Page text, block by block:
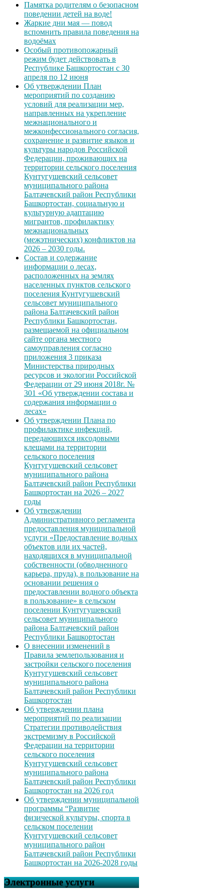
Памятка родителям о безопасном
поведении детей на воде!
Жаркие дни мая — повод
вспомнить правила поведения на
водоёмах
Особый противопожарный
режим будет действовать в
Республике Башкортостан с 30
апреля по 12 июня
Об утверждении План
мероприятий по созданию
условий для реализации мер,
направленных на укрепление
межнационального и
межконфессионального согласия,
сохранение и развитие языков и
культуры народов Российской
Федерации, проживающих на
территории сельского поселения
Кунтугушевский сельсовет
муниципального района
Балтачевский район Республики
Башкортостан, социальную и
культурную адаптацию
мигрантов, профилактику
межнациональных
(межэтнических) конфликтов на
2026 – 2030 годы.
Состав и содержание
информации о лесах,
расположенных на землях
населенных пунктов сельского
поселения Кунтугушевский
сельсовет муниципального
района Балтачевский район
Республики Башкортостан,
размещаемой на официальном
сайте органа местного
самоуправления согласно
приложения 3 приказа
Министерства природных
ресурсов и экологии Российской
Федерации от 29 июня 2018г. №
301 «Об утверждении состава и
содержания информации о
лесах»
Об утверждении Плана по
профилактике инфекций,
передающихся иксодовыми
клещами на территории
сельского поселения
Кунтугушевский сельсовет
муниципального района
Балтачевский район Республики
Башкортостан на 2026 – 2027
годы
Об утверждении
Административного регламента
предоставления муниципальной
услуги «Предоставление водных
объектов или их частей,
находящихся в муниципальной
собственности (обводненного
карьера, пруда), в пользование на
основании решения о
предоставлении водного объекта
в пользование» в сельском
поселении Кунтугушевский
сельсовет муниципального
района Балтачевский район
Республики Башкортостан
О внесении изменений в
Правила землепользования и
застройки сельского поселения
Кунтугушевский сельсовет
муниципального района
Балтачевский район Республики
Башкортостан
Об утверждении плана
мероприятий по реализации
Стратегии противодействия
экстремизму в Российской
Федерации на территории
сельского поселения
Кунтугушевский сельсовет
муниципального района
Балтачевский район Республики
Башкортостан на 2026 год
Об утверждении муниципальной
программы “Развитие
физической культуры, спорта в
сельском поселении
Кунтугушевский сельсовет
муниципального район
Балтачевский район Республики
Башкортостан на 2026-2028 годы
Электронные услуги